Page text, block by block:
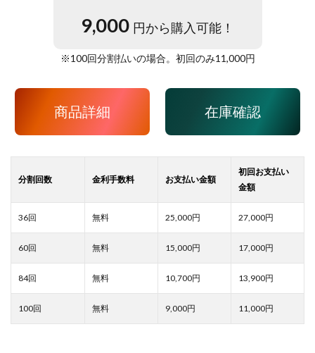
9,000 円から購入可能！
※100回分割払いの場合。初回のみ11,000円
商品詳細 在庫確認
25,000 27,000
15,000 17,000
10,700 13,900
9,000 11,000